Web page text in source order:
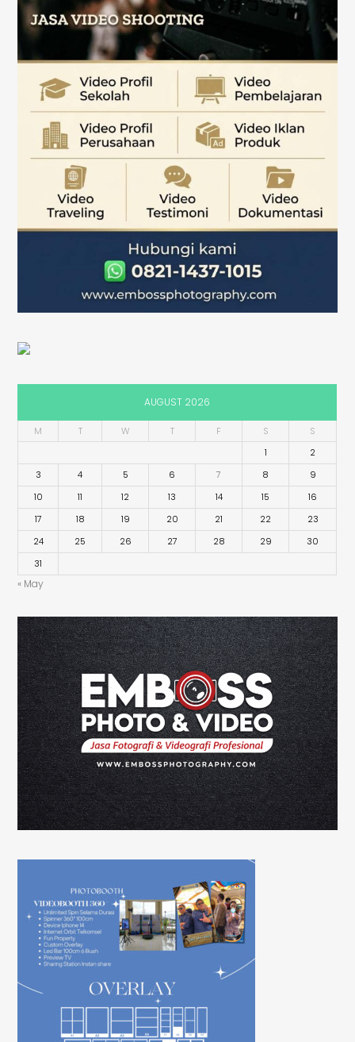
AUGUST 2026
M T W T F S
S
1
2
3
4 5 6 7 8
9
10
11 12 13 14 15
16
17
18 19 20 21 22
23
24
25 26 27 28 29
30
31
« May